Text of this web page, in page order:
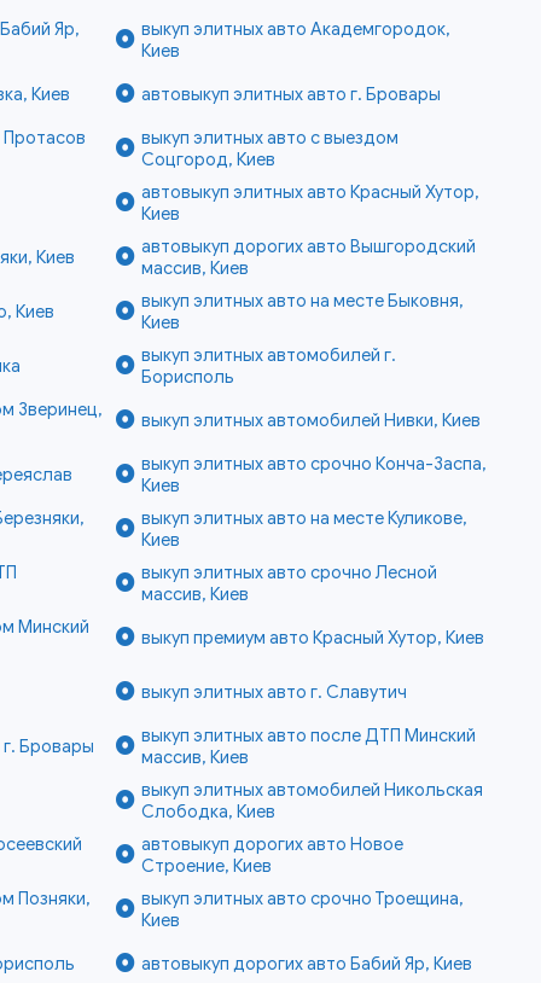
Яр,
выкуп элитных авто Академгородок,
Киев
Киев
автовыкуп элитных авто г. Бровары
Протасов
выкуп элитных авто с выездом
Соцгород, Киев
автовыкуп элитных авто Красный Хутор,
Киев
Киев
автовыкуп дорогих авто Вышгородский
массив, Киев
Киев
выкуп элитных авто на месте Быковня,
Киев
выкуп элитных автомобилей г.
Борисполь
Зверинец,
выкуп элитных автомобилей Нивки, Киев
выкуп элитных авто срочно Конча-Заспа,
Киев
выкуп элитных авто на месте Куликове,
Киев
выкуп элитных авто срочно Лесной
массив, Киев
Минский
выкуп премиум авто Красный Хутор, Киев
выкуп элитных авто г. Славутич
г. Бровары
выкуп элитных авто после ДТП Минский
массив, Киев
выкуп элитных автомобилей Никольская
Слободка, Киев
автовыкуп дорогих авто Новое
Строение, Киев
Позняки,
выкуп элитных авто срочно Троещина,
Киев
автовыкуп дорогих авто Бабий Яр, Киев